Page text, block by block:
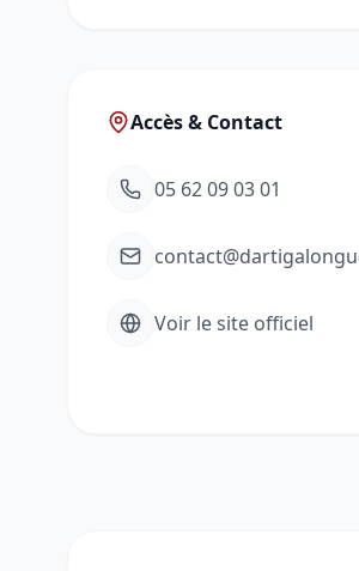
Accès & Contact
05 62 09 03 01
Voir le site officiel